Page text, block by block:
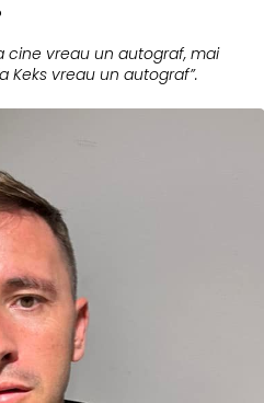
cine vreau un autograf, mai
Keks vreau un autograf”.